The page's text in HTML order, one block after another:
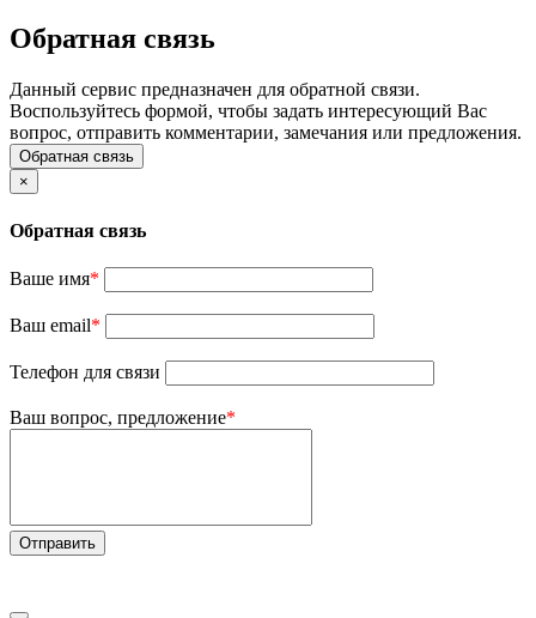
Обратная связь
Данный сервис предназначен для обратной связи.
Воспользуйтесь формой, чтобы задать интересующий Вас
вопрос, отправить комментарии, замечания или предложения.
Обратная связь
×
Обратная связь
Ваше имя*
Ваш email*
Телефон для связи
Ваш вопрос, предложение*
Отправить